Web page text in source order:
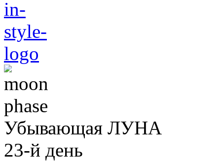
Убывающая ЛУНА
23-й день